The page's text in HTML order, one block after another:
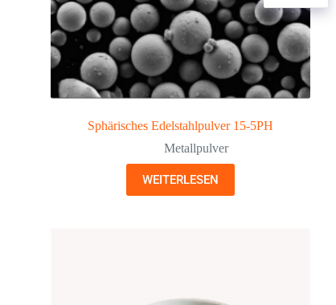
Sphärisches Edelstahlpulver 15-5PH
Metallpulver
WEITERLESEN